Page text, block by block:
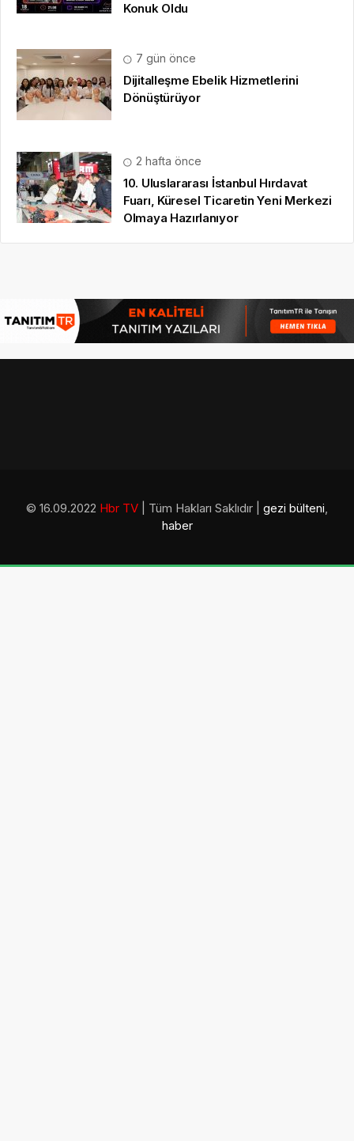
Konuk Oldu
7 gün önce
Dijitalleşme Ebelik Hizmetlerini
Dönüştürüyor
2 hafta önce
10. Uluslararası İstanbul Hırdavat
Fuarı, Küresel Ticaretin Yeni Merkezi
Olmaya Hazırlanıyor
© 16.09.2022 Hbr TV | Tüm Hakları Saklıdır | gezi bülteni,
haber